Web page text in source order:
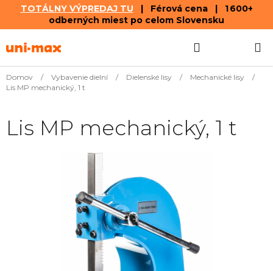
TOTÁLNY VÝPREDAJ TU | Férová cena | 1 600+
odberných miest po celom Slovensku
na
KOŠÍK
Domov / Vybavenie dielní / Dielenské lisy / Mechanické lisy
/
Lis MP mechanický, 1 t
Lis MP mechanický, 1 t